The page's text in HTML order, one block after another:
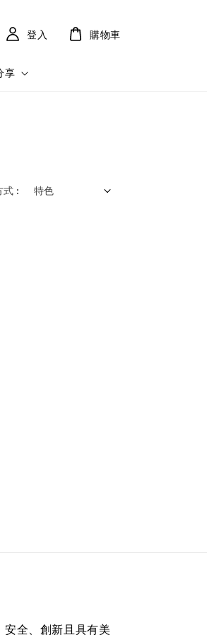
享
登入 購物車
式 :
全、創新且具有美